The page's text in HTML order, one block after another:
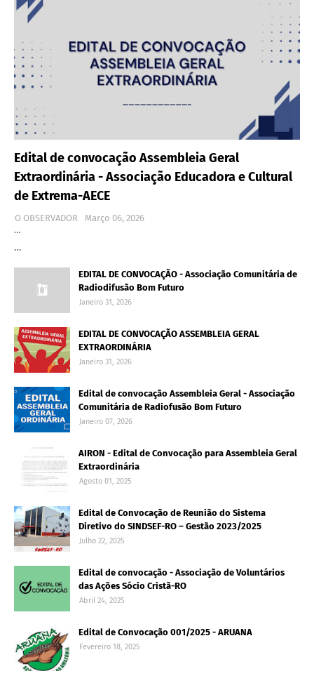
Edital de convocação Assembleia Geral
Extraordinária - Associação Educadora e Cultural
de Extrema-AECE
O OBSERVADOR
Março 06, 2026
…
…
EDITAL DE CONVOCAÇÃO - Associação Comunitária de
Radiodifusão Bom Futuro
Janeiro 31, 2026
EDITAL DE CONVOCAÇÃO ASSEMBLEIA GERAL
EXTRAORDINÁRIA
Janeiro 31, 2026
Edital de convocação Assembleia Geral - Associação
Comunitária de Radiofusão Bom Futuro
Janeiro 07, 2026
AIRON - Edital de Convocação para Assembleia Geral
Extraordinária
Agosto 01, 2025
Edital de Convocação de Reunião do Sistema
Diretivo do SINDSEF-RO – Gestão 2023/2025
Julho 22, 2025
Edital de convocação - Associação de Voluntários
das Ações Sócio Cristã-RO
Abril 24, 2025
Edital de Convocação 001/2025 - ARUANA
Fevereiro 18, 2025